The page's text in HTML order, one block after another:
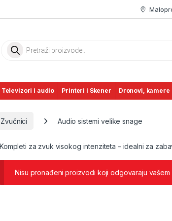
Products search
Televizori i audio Printeri i Skener Dronovi, kamere
Zvučnici Audio sistemi velike snage
Kompleti za zvuk visokog intenziteta – idealni za
Nisu pronađeni proizvodi koji odgovaraju vašem